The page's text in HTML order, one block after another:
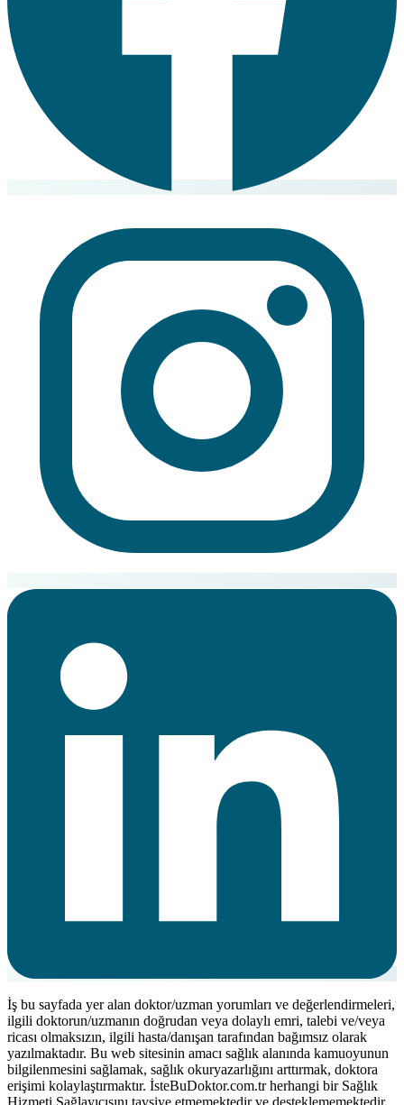
İş bu sayfada yer alan doktor/uzman yorumları ve değerlendirmeleri,
ilgili doktorun/uzmanın doğrudan veya dolaylı emri, talebi ve/veya
ricası olmaksızın, ilgili hasta/danışan tarafından bağımsız olarak
yazılmaktadır. Bu web sitesinin amacı sağlık alanında kamuoyunun
bilgilenmesini sağlamak, sağlık okuryazarlığını arttırmak, doktora
erişimi kolaylaştırmaktır. İsteBuDoktor.com.tr herhangi bir Sağlık